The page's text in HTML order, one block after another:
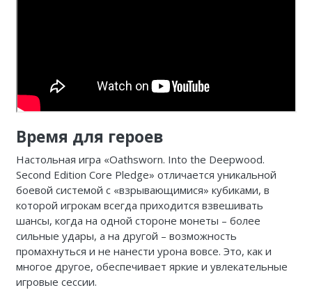
Время для героев
Настольная игра «Oathsworn. Into the Deepwood.
Second Edition Core Pledge» отличается уникальной
боевой системой с «взрывающимися» кубиками, в
которой игрокам всегда приходится взвешивать
шансы, когда на одной стороне монеты – более
сильные удары, а на другой – возможность
промахнуться и не нанести урона вовсе. Это, как и
многое другое, обеспечивает яркие и увлекательные
игровые сессии.